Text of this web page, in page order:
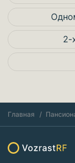
2-
Главная